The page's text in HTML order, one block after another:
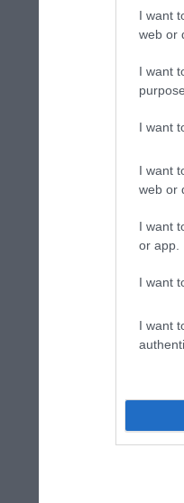
I want
web or
I want
I want
I want
web or
I want
or app.
I want
I want
Continua a
Inter, quanto è